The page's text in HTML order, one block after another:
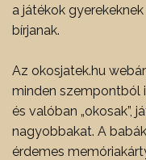
a játékok
bírjanak.
Az okosjatek.hu
minden szempontból
és valóban „okosak”,
nagyobbakat. A
érdemes